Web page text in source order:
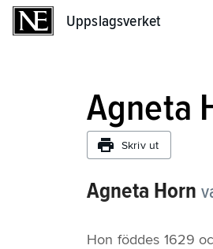
Uppslagsverket
Agneta
Skriv ut
Agneta Horn
Hon föddes 1629